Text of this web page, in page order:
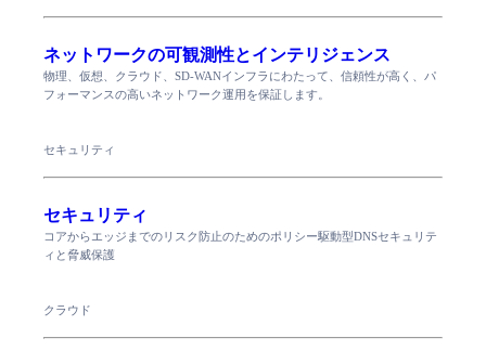
ネットワークの可観測性とインテリジェンス
物理、仮想、クラウド、SD-WANインフラにわたって、信頼性が高く、パ
フォーマンスの高いネットワーク運用を保証します。
セキュリティ
セキュリティ
コアからエッジまでのリスク防止のためのポリシー駆動型DNSセキュリテ
ィと脅威保護
クラウド